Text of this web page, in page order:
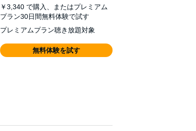
￥3,340 で購入、またはプレミアム
プラン30日間無料体験で試す
プレミアムプラン聴き放題対象
無料体験を試す